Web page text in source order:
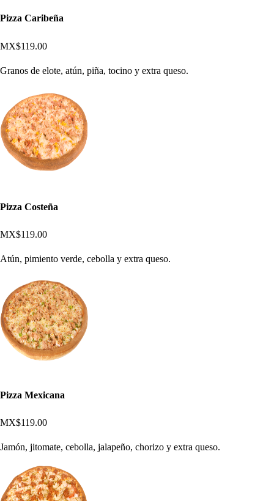
Pizza Caribeña
MX$119.00
Granos de elote, atún, piña, tocino y extra queso.
Pizza Costeña
MX$119.00
Atún, pimiento verde, cebolla y extra queso.
Pizza Mexicana
MX$119.00
Jamón, jitomate, cebolla, jalapeño, chorizo y extra queso.